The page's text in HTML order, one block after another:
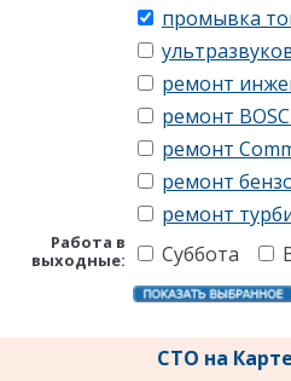
промывка
ремонт
ремонт
ремонт
ремонт
ремонт
Работа в
выходные:
Суббота
СТО на